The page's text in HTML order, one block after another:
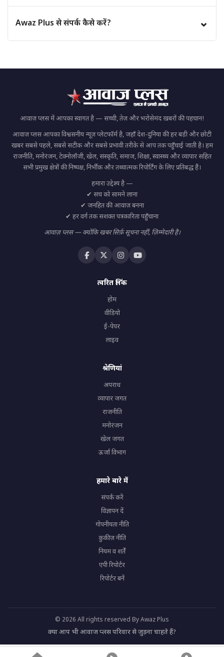
संपर्क कर सकते हैं। हमारी टीम उसकी समीक्षा करके आवश्यक सुधार
करेगी।
Awaz Plus से संपर्क कैसे करें? ⌄
आवाज़ प्लस में आपका स्वागत है — सच्ची, तेज़ और भरोसेमंद ख़बरों की पहचान!
आवाज़ प्लस आपका विश्वसनीय न्यूज़ प्लेटफॉर्म है, जहाँ देश-दुनिया की हर बड़ी और छोटी
खबर सबसे पहले, सबसे सटीक और सबसे प्रभावी तरीके से आप तक पहुँचाई जाती है। हम
राजनीति, मनोरंजन, टेक्नोलॉजी, खेल, संस्कृति, समाज, शिक्षा, स्वास्थ्य और व्यापार सहित
सभी प्रमुख क्षेत्रों की निष्पक्ष, निर्भीक और तथ्यात्मक रिपोर्टिंग के लिए प्रतिबद्ध हैं।
हमारा उद्देश्य है —
✔ सच को सामने लाना
✔ जनहित की आवाज़ बनना
✔ हर वर्ग तक सशक्त पत्रकारिता पहुँचाना
आवाज़ प्लस — क्योंकि खबर सिर्फ़ सूचना नहीं, ज़िम्मेदारी है।
त्वरित लिंक
होम
वीडियो
ई-पेपर
लाइव
श्रेणियां
अपराध
व्यापार जगत
राजनीति
मनोरंजन
खेल जगत
ऊर्जा विभाग
हमारे बारे में
संपर्क करें
विज्ञापन दें
गोपनीयता नीति
कुकीज़ नीति
नियम व शर्तें
एपी रिपोर्टर
रिपोर्टर बनें
© 2026 All rights reserved By Awaz Plus
क्या आप भी आवाज प्लस परिवार से जुड़ना चाहते हैं?